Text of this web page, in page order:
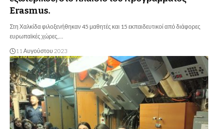
Erasmus.
Στη Χαλκίδα φιλοξενήθηκαν 45 μαθητές και 15 εκπαιδευτικοί από διάφορες
ευρωπαϊκές χώρες,…
11 Αυγούστου 2023